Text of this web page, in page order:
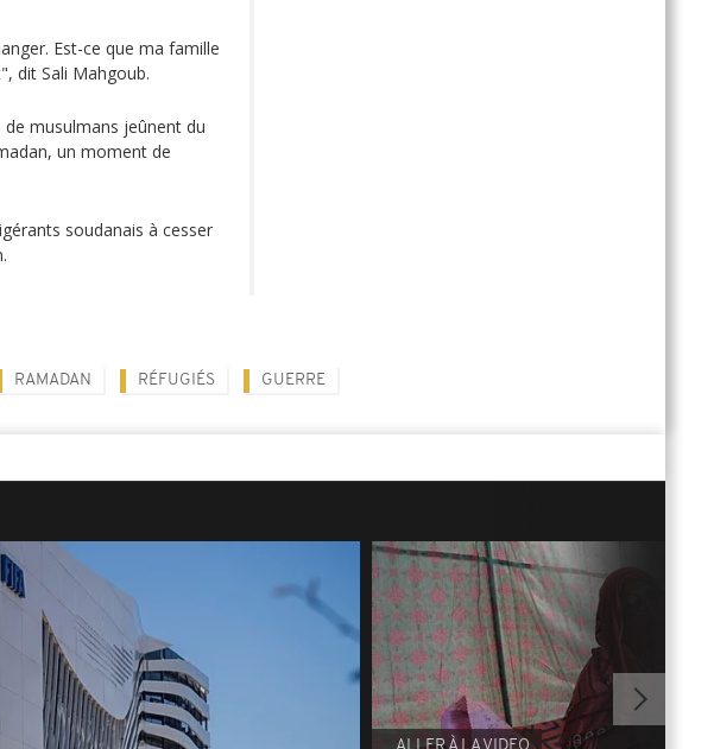
Est-ce que ma famille
dit Sali Mahgoub.
musulmans jeûnent du
un moment de
soudanais à cesser
RAMADAN RÉFUGIÉS GUERRE